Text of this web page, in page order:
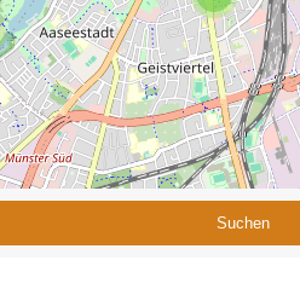
Suchen